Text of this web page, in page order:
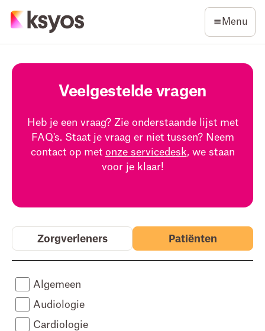
Menu
Veelgestelde vragen
Heb je een vraag? Zie onderstaande lijst met
FAQ's. Staat je vraag er niet tussen? Neem
contact op met onze servicedesk, we staan
voor je klaar!
Zorgverleners Patiënten
Algemeen
Audiologie
Cardiologie